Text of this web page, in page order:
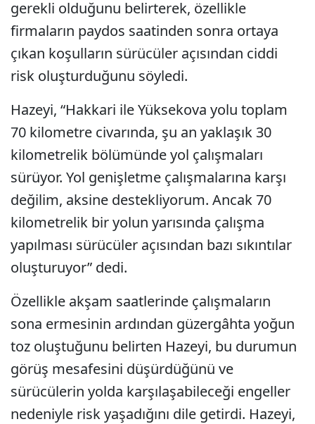
gerekli olduğunu belirterek, özellikle
firmaların paydos saatinden sonra ortaya
çıkan koşulların sürücüler açısından ciddi
risk oluşturduğunu söyledi.
Hazeyi, “Hakkari ile Yüksekova yolu toplam
70 kilometre civarında, şu an yaklaşık 30
kilometrelik bölümünde yol çalışmaları
sürüyor. Yol genişletme çalışmalarına karşı
değilim, aksine destekliyorum. Ancak 70
kilometrelik bir yolun yarısında çalışma
yapılması sürücüler açısından bazı sıkıntılar
oluşturuyor” dedi.
Özellikle akşam saatlerinde çalışmaların
sona ermesinin ardından güzergâhta yoğun
toz oluştuğunu belirten Hazeyi, bu durumun
görüş mesafesini düşürdüğünü ve
sürücülerin yolda karşılaşabileceği engeller
nedeniyle risk yaşadığını dile getirdi. Hazeyi,